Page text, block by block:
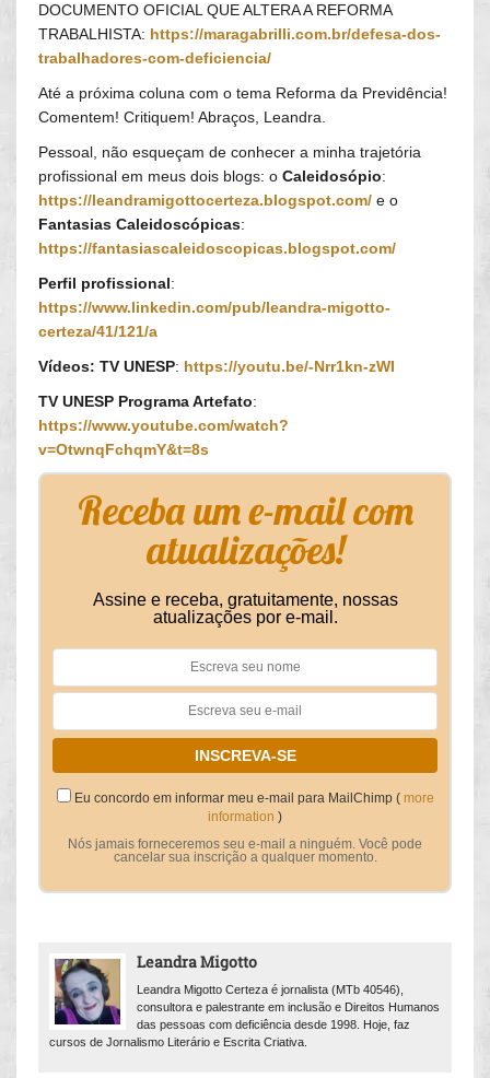
DOCUMENTO OFICIAL QUE ALTERA A REFORMA
TRABALHISTA: https://maragabrilli.com.br/defesa-dos-
trabalhadores-com-deficiencia/
Até a próxima coluna com o tema Reforma da Previdência!
Comentem! Critiquem! Abraços, Leandra.
Pessoal, não esqueçam de conhecer a minha trajetória
profissional em meus dois blogs: o Caleidosópio:
https://leandramigottocerteza.blogspot.com/ e o
Fantasias Caleidoscópicas:
https://fantasiascaleidoscopicas.blogspot.com/
Perfil profissional:
https://www.linkedin.com/pub/leandra-migotto-
certeza/41/121/a
Vídeos: TV UNESP: https://youtu.be/-Nrr1kn-zWI
TV UNESP Programa Artefato:
https://www.youtube.com/watch?
v=OtwnqFchqmY&t=8s
Receba um e-mail com
atualizações!
Assine e receba, gratuitamente, nossas
atualizações por e-mail.
Eu concordo em informar meu e-mail para MailChimp ( more
information )
Nós jamais forneceremos seu e-mail a ninguém. Você pode
cancelar sua inscrição a qualquer momento.
Leandra Migotto
Leandra Migotto Certeza é jornalista (MTb 40546),
consultora e palestrante em inclusão e Direitos Humanos
das pessoas com deficiência desde 1998. Hoje, faz
cursos de Jornalismo Literário e Escrita Criativa.